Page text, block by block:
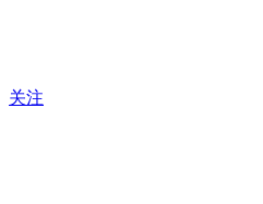
关注